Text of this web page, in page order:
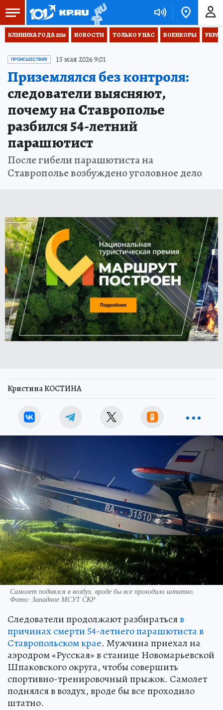
КЛИНИКА ГОДА 2026 НОВОСТИ ТОЛЬКО У НАС ВОЕНКОРЫ
ПРОИСШЕСТВИЯ 15 мая 2026 9:01
Приземлялся без контроля:
следователи выясняют,
почему на Ставрополье
разбился 54-летний
парашютист
После гибели парашютиста на
Ставрополье возбуждено уголовное дело
Кристина КОСТИНА
Самолет поднялся в воздух, вроде бы все проходило штатно.
Фото: Западное МСУТ СКР
Следователи продолжают разбиратьсяв
причинах смерти 54-летнего парашютиста в
Ставропольском крае. Мужчина приехал на
аэродром «Русская» в станице Новомарьевской
Шпаковского округа, чтобы совершить
спортивно-тренировочный прыжок. Самолет
поднялся в воздух, вроде бы все проходило
штатно.